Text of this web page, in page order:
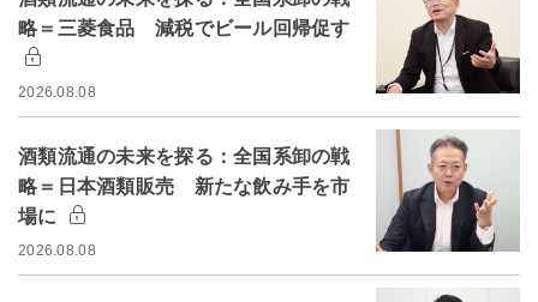
略＝三菱食品 減税でビール回帰促す
2026.08.08
酒類流通の未来を探る：全国系卸の戦
略＝日本酒類販売 新たな飲み手を市
場に
2026.08.08